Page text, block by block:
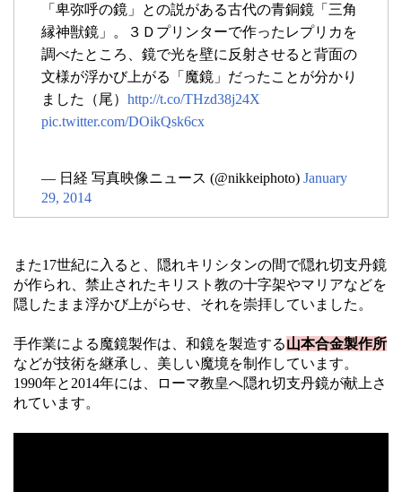
「卑弥呼の鏡」との説がある古代の青銅鏡「三角
縁神獣鏡」。３Ｄプリンターで作ったレプリカを
調べたところ、鏡で光を壁に反射させると背面の
文様が浮かび上がる「魔鏡」だったことが分かり
ました（尾） http://t.co/THzd38j24X
pic.twitter.com/DOikQsk6cx
— 日経 写真映像ニュース (@nikkeiphoto) January
29, 2014
また17世紀に入ると、隠れキリシタンの間で隠れ切支丹鏡
が作られ、禁止されたキリスト教の十字架やマリアなどを
隠したまま浮かび上がらせ、それを崇拝していました。
手作業による魔鏡製作は、和鏡を製造する山本合金製作所
などが技術を継承し、美しい魔境を制作しています。
1990年と2014年には、ローマ教皇へ隠れ切支丹鏡が献上さ
れています。